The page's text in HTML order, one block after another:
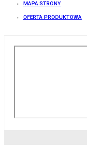
MAPA STRONY
OFERTA PRODUKTOWA